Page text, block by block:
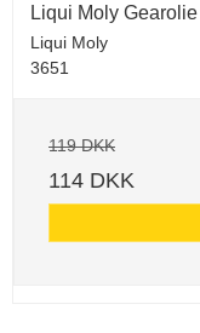
Liqui Moly
Liqui Moly
3651
119 DKK
114 DKK